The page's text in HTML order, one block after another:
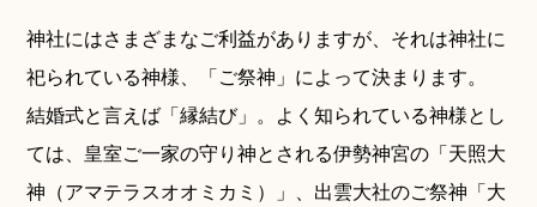
神社にはさまざまなご利益がありますが、それは神社に
祀られている神様、「ご祭神」によって決まります。
結婚式と言えば「縁結び」。よく知られている神様とし
ては、皇室ご一家の守り神とされる伊勢神宮の「天照大
神（アマテラスオオミカミ）」、出雲大社のご祭神「大